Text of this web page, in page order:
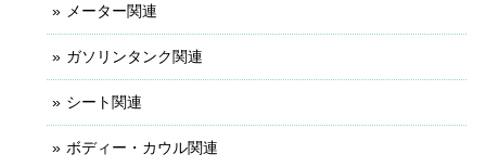
メーター関連
ガソリンタンク関連
シート関連
ボディー・カウル関連